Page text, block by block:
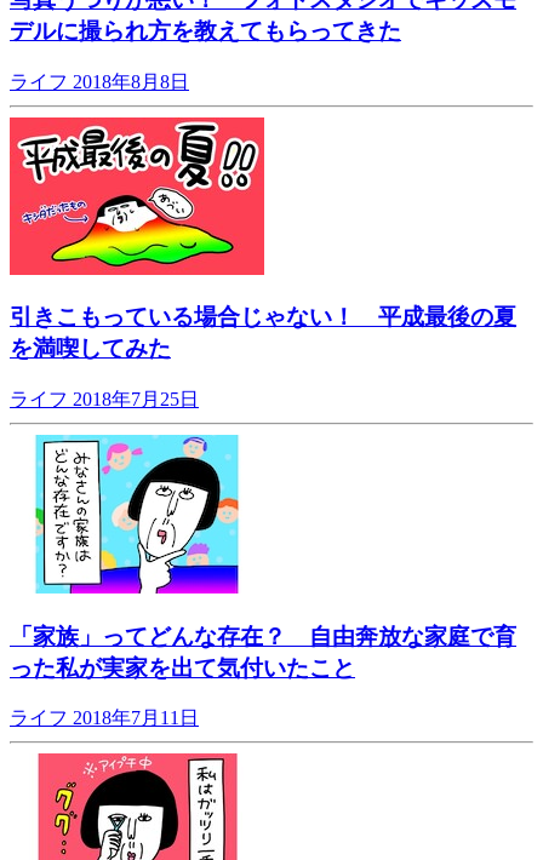
デルに撮られ方を教えてもらってきた
ライフ 2018年8月8日
引きこもっている場合じゃない！ 平成最後の夏
を満喫してみた
ライフ 2018年7月25日
「家族」ってどんな存在？ 自由奔放な家庭で育
った私が実家を出て気付いたこと
ライフ 2018年7月11日